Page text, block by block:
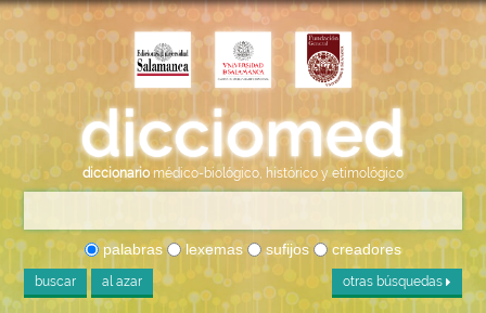
diccionario médico-biológico, histórico y etimológico
palabras lexemas sufijos creadores
buscar al azar otras búsquedas